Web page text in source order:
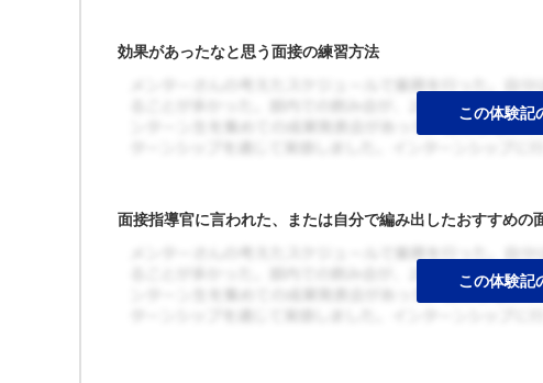
効果があったなと思う面接の練習方法
面接指導官に言われた、または自分で編み出したおすすめの